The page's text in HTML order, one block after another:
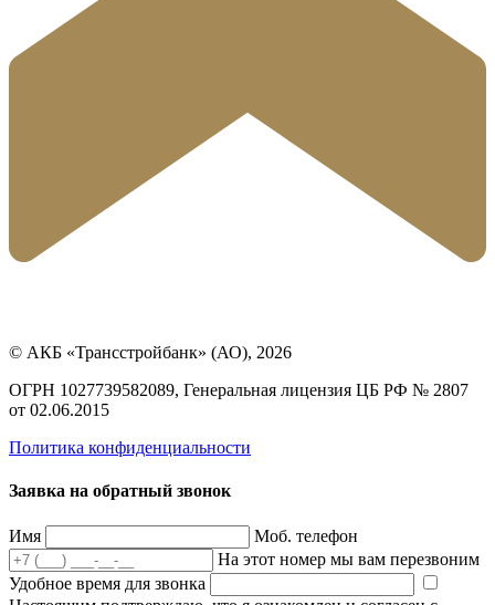
© АКБ «Трансстройбанк» (АО), 2026
ОГРН 1027739582089, Генеральная лицензия ЦБ РФ № 2807
от 02.06.2015
Политика конфиденциальности
Заявка на обратный звонок
Имя
Моб. телефон
На этот номер мы вам перезвоним
Удобное время для звонка